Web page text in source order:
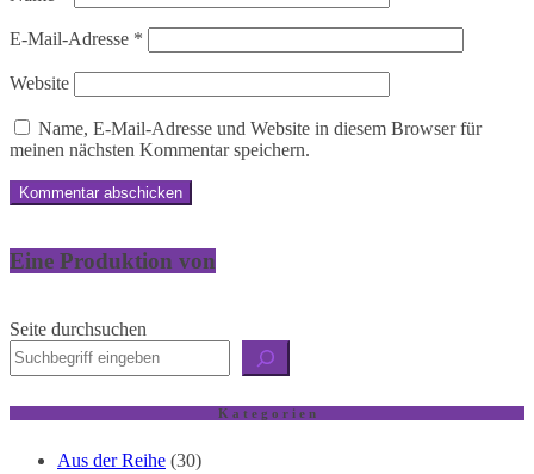
E-Mail-Adresse *
Website
Name, E-Mail-Adresse und Website in diesem Browser für
meinen nächsten Kommentar speichern.
Eine Produktion von
Seite durchsuchen
K a t e g o r i e n
Aus der Reihe (30)